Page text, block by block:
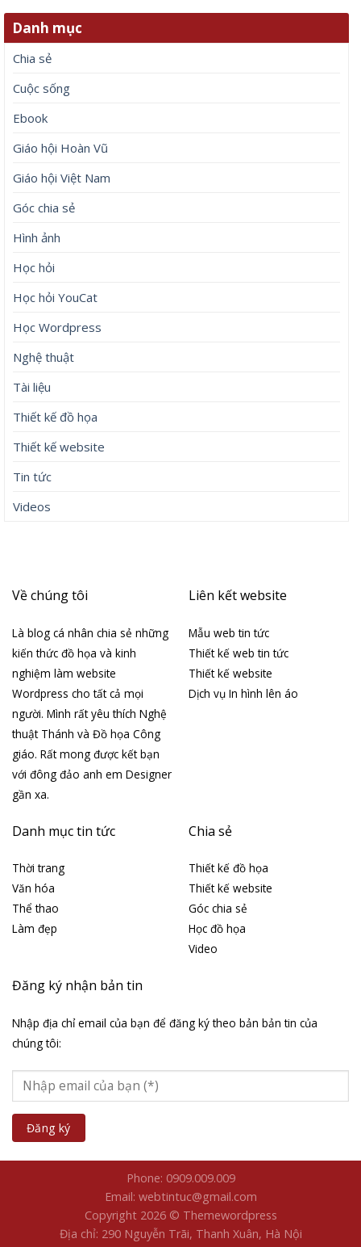
Danh mục
Chia sẻ
Cuộc sống
Ebook
Giáo hội Hoàn Vũ
Giáo hội Việt Nam
Góc chia sẻ
Hình ảnh
Học hỏi
Học hỏi YouCat
Học Wordpress
Nghệ thuật
Tài liệu
Thiết kế đồ họa
Thiết kế website
Tin tức
Videos
Về chúng tôi
Là blog cá nhân chia sẻ những
kiến thức đồ họa và kinh
nghiệm làm website
Wordpress cho tất cả mọi
người. Mình rất yêu thích Nghệ
thuật Thánh và Đồ họa Công
giáo. Rất mong được kết bạn
với đông đảo anh em Designer
gần xa.
Liên kết website
Mẫu web tin tức
Thiết kế web tin tức
Thiết kế website
Dịch vụ In hình lên áo
Danh mục tin tức
Thời trang
Văn hóa
Thể thao
Làm đẹp
Chia sẻ
Thiết kế đồ họa
Thiết kế website
Góc chia sẻ
Học đồ họa
Video
Đăng ký nhận bản tin
Nhập địa chỉ email của bạn để đăng ký theo bản bản tin của
chúng tôi:
Phone: 0909.009.009
Email: webtintuc@gmail.com
Copyright 2026 © Themewordpress
Địa chỉ: 290 Nguyễn Trãi, Thanh Xuân, Hà Nội